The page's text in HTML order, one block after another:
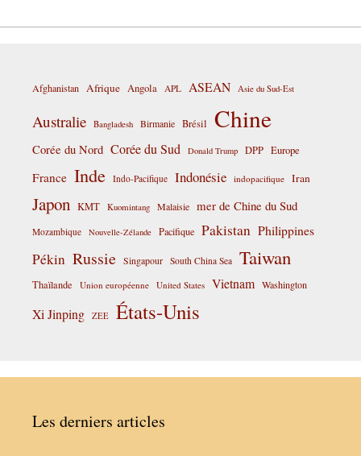
Afghanistan Afrique Angola APL ASEAN Asie du Sud-Est
Australie Bangladesh Birmanie Brésil Chine
Corée du Nord Corée du Sud Donald Trump DPP Europe
France Inde Indo-Pacifique Indonésie indopacifique Iran
Japon KMT Kuomintang Malaisie mer de Chine du Sud
Mozambique Nouvelle-Zélande Pacifique Pakistan Philippines
Pékin Russie Singapour South China Sea Taiwan
Thaïlande Union européenne United States Vietnam Washington
Xi Jinping ZEE États-Unis
Les derniers articles